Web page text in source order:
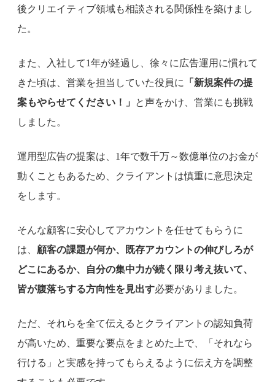
後クリエイティブ領域も相談される関係性を築けまし
た。
また、入社して1年が経過し、徐々に広告運用に慣れて
きた頃は、営業を担当していた役員に
「新規案件の提
案もやらせてください！」
と声をかけ、営業にも挑戦
しました。
運用型広告の提案は、1年で数千万～数億単位のお金が
動くこともあるため、クライアントは慎重に意思決定
をします。
そんな顧客に安心してアカウントを任せてもらうに
は、 顧客の課題が何か、既存アカウントの伸びしろが
どこにあるか、自分の集中力が続く限り考え抜いて、
皆が腹落ちする方向性を見出す必要がありました。
ただ、それらを全て伝えるとクライアントの認知負荷
が高いため、重要な要点をまとめた上で、「それなら
行ける」と実感を持ってもらえるように伝え方を調整